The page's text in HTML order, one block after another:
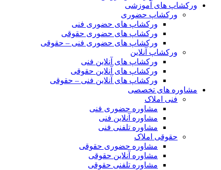
ورکشاپ های آموزشی
ورکشاپ حضوری
ورکشاپ های حضوری فنی
ورکشاپ های حضوری حقوقی
ورکشاپ های حضوری فنی – حقوقی
ورکشاپ آنلاین
ورکشاپ های آنلاین فنی
ورکشاپ های آنلاین حقوقی
ورکشاپ های آنلاین فنی – حقوقی
مشاوره های تخصصی
فنی املاک
مشاوره حضوری فنی
مشاوره آنلاین فنی
مشاوره تلفنی فنی
حقوقی املاک
مشاوره حضوری حقوقی
مشاوره آنلاین حقوقی
مشاوره تلفنی حقوقی